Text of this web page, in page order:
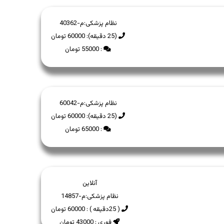
نظام پزشکی:م-40362
(25 دقیقه): 60000 تومان
: 55000 تومان
نظام پزشکی:م-60042
(25 دقیقه): 60000 تومان
: 65000 تومان
آنلاین
نظام پزشکی:م-14857
( 25دقیقه ) : 60000 تومان